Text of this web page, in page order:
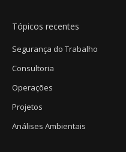
Tópicos recentes
Segurança do Trabalho
Consultoria
Operações
Projetos
Análises Ambientais